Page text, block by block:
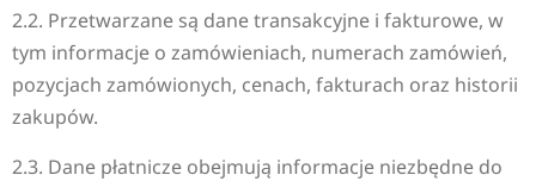
2.2. Przetwarzane są dane transakcyjne i fakturowe, w
tym informacje o zamówieniach, numerach zamówień,
pozycjach zamówionych, cenach, fakturach oraz historii
zakupów.
2.3. Dane płatnicze obejmują informacje niezbędne do